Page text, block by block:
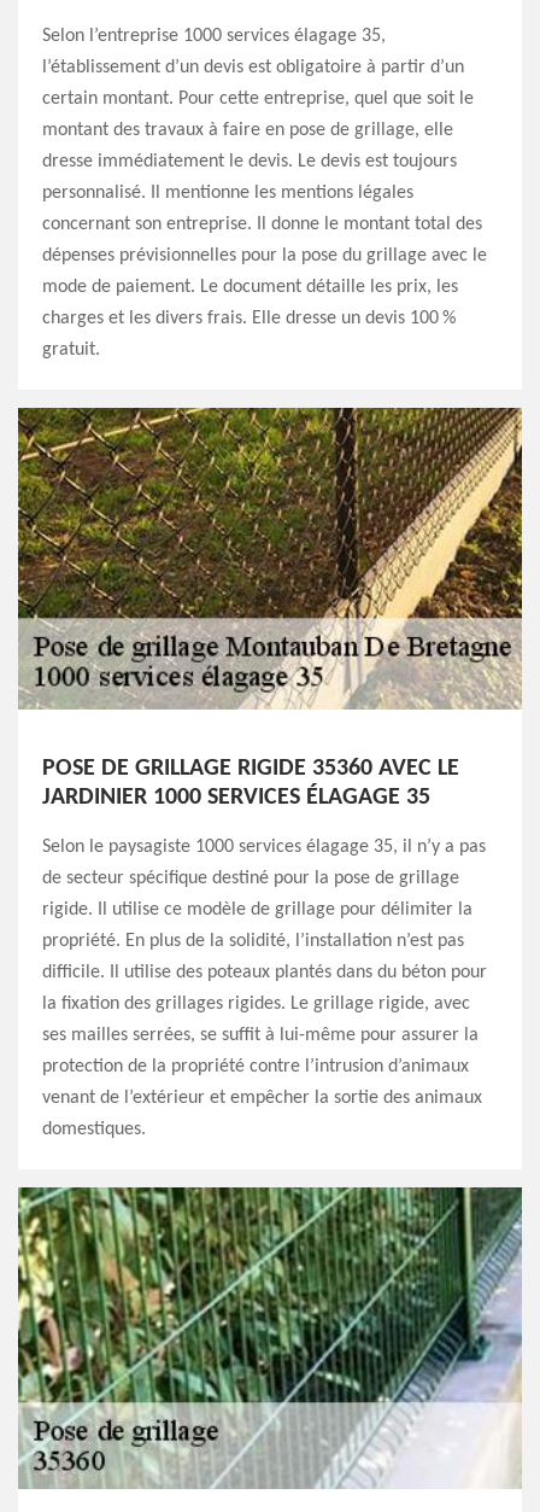
Selon l’entreprise 1000 services élagage 35,
l’établissement d’un devis est obligatoire à partir d’un
certain montant. Pour cette entreprise, quel que soit le
montant des travaux à faire en pose de grillage, elle
dresse immédiatement le devis. Le devis est toujours
personnalisé. Il mentionne les mentions légales
concernant son entreprise. Il donne le montant total des
dépenses prévisionnelles pour la pose du grillage avec le
mode de paiement. Le document détaille les prix, les
charges et les divers frais. Elle dresse un devis 100 %
gratuit.
POSE DE GRILLAGE RIGIDE 35360 AVEC LE
JARDINIER 1000 SERVICES ÉLAGAGE 35
Selon le paysagiste 1000 services élagage 35, il n’y a pas
de secteur spécifique destiné pour la pose de grillage
rigide. Il utilise ce modèle de grillage pour délimiter la
propriété. En plus de la solidité, l’installation n’est pas
difficile. Il utilise des poteaux plantés dans du béton pour
la fixation des grillages rigides. Le grillage rigide, avec
ses mailles serrées, se suffit à lui-même pour assurer la
protection de la propriété contre l’intrusion d’animaux
venant de l’extérieur et empêcher la sortie des animaux
domestiques.